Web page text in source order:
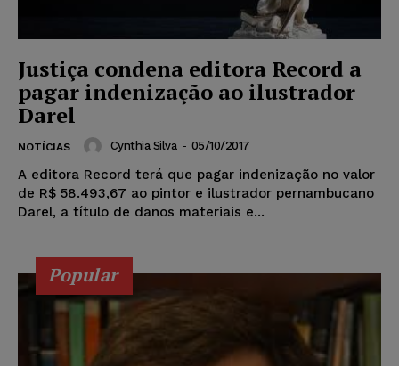
Justiça condena editora Record a
pagar indenização ao ilustrador
Darel
NOTÍCIAS Cynthia Silva - 05/10/2017
A editora Record terá que pagar indenização no valor
de R$ 58.493,67 ao pintor e ilustrador pernambucano
Darel, a título de danos materiais e...
Popular